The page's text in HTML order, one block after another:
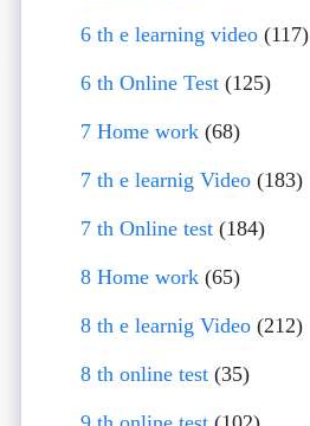
6 th e learning video(117)
6 th Online Test(125)
7 Home work(68)
7 th e learnig Video(183)
7 th Online test(184)
8 Home work(65)
8 th e learnig Video(212)
8 th online test(35)